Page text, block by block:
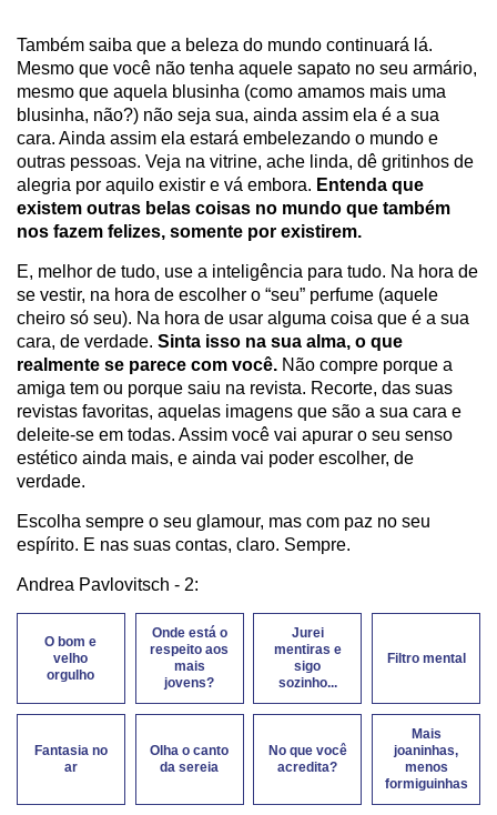
Também saiba que a beleza do mundo continuará lá.
Mesmo que você não tenha aquele sapato no seu armário,
mesmo que aquela blusinha (como amamos mais uma
blusinha, não?) não seja sua, ainda assim ela é a sua
cara. Ainda assim ela estará embelezando o mundo e
outras pessoas. Veja na vitrine, ache linda, dê gritinhos de
alegria por aquilo existir e vá embora. Entenda que
existem outras belas coisas no mundo que também
nos fazem felizes, somente por existirem.
E, melhor de tudo, use a inteligência para tudo. Na hora de
se vestir, na hora de escolher o “seu” perfume (aquele
cheiro só seu). Na hora de usar alguma coisa que é a sua
cara, de verdade. Sinta isso na sua alma, o que
realmente se parece com você. Não compre porque a
amiga tem ou porque saiu na revista. Recorte, das suas
revistas favoritas, aquelas imagens que são a sua cara e
deleite-se em todas. Assim você vai apurar o seu senso
estético ainda mais, e ainda vai poder escolher, de
verdade.
Escolha sempre o seu glamour, mas com paz no seu
espírito. E nas suas contas, claro. Sempre.
Andrea Pavlovitsch - 2:
O bom e
velho
orgulho
Onde está o
respeito aos
mais
jovens?
Jurei
mentiras e
sigo
sozinho...
Filtro mental
Fantasia no
ar
Olha o canto
da sereia
No que você
acredita?
Mais
joaninhas,
menos
formiguinhas